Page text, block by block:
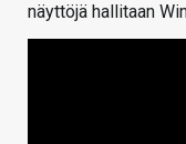
näyttöjä hallitaan